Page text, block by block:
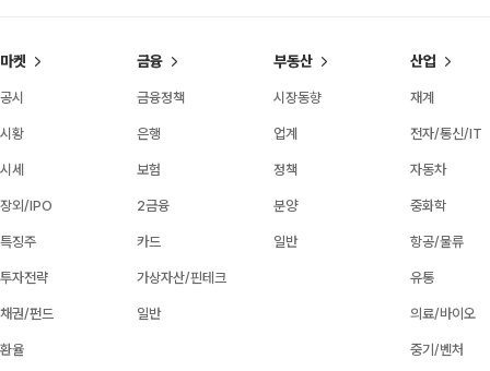
마켓
공시
시황
시세
장외/IPO
특징주
투자전략
채권/펀드
환율
금융
금융정책
은행
보험
2금융
카드
가상자산/핀테크
일반
부동산
시장동향
업계
정책
분양
일반
산업
재계
전자/통신/IT
자동차
중화학
항공/물류
유통
의료/바이오
중기/벤처